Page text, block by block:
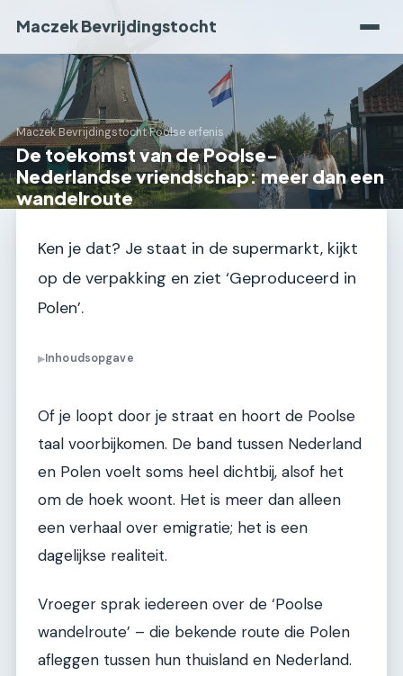
Maczek Bevrijdingstocht
Maczek Bevrijdingstocht›Poolse erfenis
De toekomst van de Poolse-
Nederlandse vriendschap: meer dan een
wandelroute
Ken je dat? Je staat in de supermarkt, kijkt
op de verpakking en ziet ‘Geproduceerd in
Polen’.
▶Inhoudsopgave
Of je loopt door je straat en hoort de Poolse
taal voorbijkomen. De band tussen Nederland
en Polen voelt soms heel dichtbij, alsof het
om de hoek woont. Het is meer dan alleen
een verhaal over emigratie; het is een
dagelijkse realiteit.
Vroeger sprak iedereen over de ‘Poolse
wandelroute’ – die bekende route die Polen
afleggen tussen hun thuisland en Nederland.